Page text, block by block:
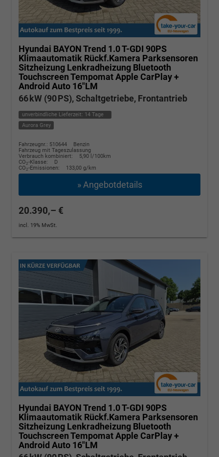
Hyundai BAYONTrend 1.0 T-GDI 90PS
Klimaautomatik Rückf.Kamera Parksensoren
Sitzheizung Lenkradheizung Bluetooth
Touchscreen Tempomat Apple CarPlay +
Android Auto 16"LM
66 kW (90 PS), Schaltgetriebe, Frontantrieb
unverbindliche Lieferzeit: 14 Tage
Aurora Grey
Fahrzeugnr.: 510644
Benzin
Fahrzeug mit Tageszulassung
Verbrauch kombiniert:
5,90 l/100km
CO2-Klasse:
D
CO2-Emissionen: 133,00 g/km
» Angebotdetails
20.390,– €
incl. 19% MwSt.
Hyundai BAYONTrend 1.0 T-GDI 90PS
Klimaautomatik Rückf.Kamera Parksensoren
Sitzheizung Lenkradheizung Bluetooth
Touchscreen Tempomat Apple CarPlay +
Android Auto 16"LM